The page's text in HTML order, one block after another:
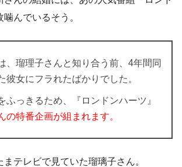
んでいるそう。
、瑠理子さんと知り合う前、4年間同
彼女にフラれたばかりでした。
ふっきるため、『ロンドンハーツ』
の特番企画が組まれます。
テレビで見ていた瑠璃子さん。